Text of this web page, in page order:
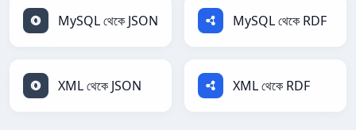
MySQL থেকে JSON MySQL থেকে RDF
XML থেকে JSON XML থেকে RDF